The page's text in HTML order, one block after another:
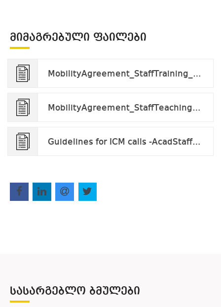
ᲛᲘᲛᲐᲒᲠᲔᲑᲣᲚᲘ ᲤᲐᲘᲚᲔᲑᲘ
MobilityAgreement_StaffTraining_tobefilled v.2024.docx
MobilityAgreement_StaffTeaching_v2024.docx
Guidelines for ICM calls -AcadStaff_v.2023.docx.pdf
ᲡᲐᲡᲐᲠᲒᲔᲑᲚᲝ ᲑᲛᲣᲚᲔᲑᲘ